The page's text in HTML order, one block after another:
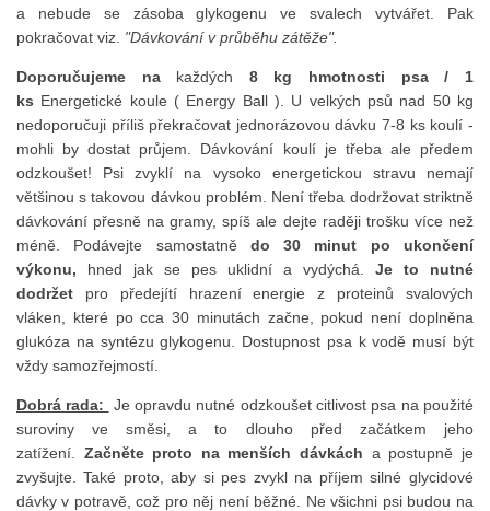
a nebude se zásoba glykogenu ve svalech vytvářet. Pak
pokračovat viz. "Dávkování v průběhu zátěže".
Doporučujeme nakaždých 8 kg hmotnosti psa / 1
ks Energetické koule ( Energy Ball ). U velkých psů nad 50 kg
nedoporučuji příliš překračovat jednorázovou dávku 7-8 ks koulí -
mohli by dostat průjem. Dávkování koulí je třeba ale předem
odzkoušet! Psi zvyklí na vysoko energetickou stravu nemají
většinou s takovou dávkou problém. Není třeba dodržovat striktně
dávkování přesně na gramy, spíš ale dejte raději trošku více než
méně. Podávejte samostatně do 30 minut po ukončení
výkonu, hned jak se pes uklidní a vydýchá. Je to nutné
dodržet pro předejítí hrazení energie z proteinů svalových
vláken, které po cca 30 minutách začne, pokud není doplněna
glukóza na syntézu glykogenu. Dostupnost psa k vodě musí být
vždy samozřejmostí.
Dobrá rada:
Je opravdu nutné odzkoušet citlivost psa na použité
suroviny ve směsi, a to dlouho před začátkem jeho
zatížení. Začněte proto na menších dávkách a postupně je
zvyšujte. Také proto, aby si pes zvykl na příjem silné glycidové
dávky v potravě, což pro něj není běžné. Ne všichni psi budou na